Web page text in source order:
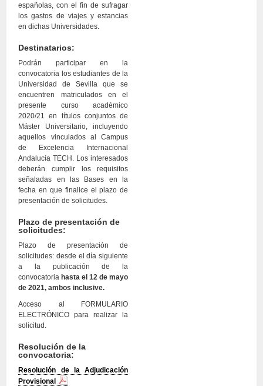
españolas, con el fin de sufragar
los gastos de viajes y estancias
en dichas Universidades.
Destinatarios:
Podrán participar en la
convocatoria los estudiantes de la
Universidad de Sevilla que se
encuentren matriculados en el
presente curso académico
2020/21 en títulos conjuntos de
Máster Universitario, incluyendo
aquellos vinculados al Campus
de Excelencia Internacional
Andalucía TECH. Los interesados
deberán cumplir los requisitos
señaladas en las Bases en la
fecha en que finalice el plazo de
presentación de solicitudes.
Plazo de presentación de
solicitudes:
Plazo de presentación de
solicitudes: desde el día siguiente
a la publicación de la
convocatoria hasta el 12 de mayo
de 2021, ambos inclusive.
Acceso al FORMULARIO
ELECTRÓNICO para realizar la
solicitud.
Resolución de la
convocatoria:
Resolución de la Adjudicación
Provisional